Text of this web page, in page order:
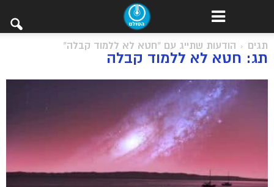
תגים הודעות שתייג עם "חטא לא ללמוד קבלה"
תג: חטא לא ללמוד קבלה